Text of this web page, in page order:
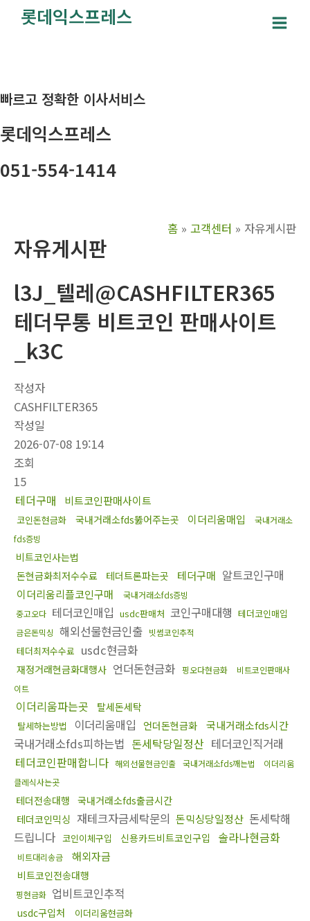
너
기
롯데익스프레스
Main
빠르고 정확한 이사서비스
롯데익스프레스
051-554-1414
홈 고객센터 자유게시판
자유게시판
l3J_텔레@CASHFILTER365
테더무통 비트코인 판매사이트
_k3C
작성자
CASHFILTER365
작성일
2026-07-08 19:14
조회
15
테더구매
비트코인판매사이트
코인돈현금화 국내거래소fds뚫어주는곳 이더리움매입
국내거래소
fds증빙
비트코인사는법
돈현금화최저수수료
테더트론파는곳 테더구매 알트코인구매
이더리움리플코인구매
국내거래소fds증빙
중고오다 테더코인매입 usdc판매처 코인구매대행 테더코인매입
금은돈믹싱 해외선물현금인출 빗썸코인추적
테더최저수수료 usdc현금화
재정거래현금화대행사 언더돈현금화 핑오다현금화
비트코인판매사
이트
이더리움파는곳 탈세돈세탁
탈세하는방법 이더리움매입 언더돈현금화 국내거래소fds시간
국내거래소fds피하는법 돈세탁당일정산 테더코인직거래
테더코인판매합니다 해외선물현금인출 국내거래소fds깨는법
이더리움
클레식사는곳
테더전송대행 국내거래소fds출금시간
테더코인믹싱 재테크자금세탁문의 돈믹싱당일정산 돈세탁해
드립니다 코인이체구입 신용카드비트코인구입 솔라나현금화
비트대리송금 해외자금
비트코인전송대행
핑현금화 업비트코인추적
usdc구입처 이더리움현금화